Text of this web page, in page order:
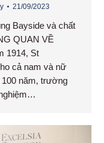
21/09/2023
Bayside và chất
QUAN VỀ
1914, St
cả nam và nữ
năm, trường